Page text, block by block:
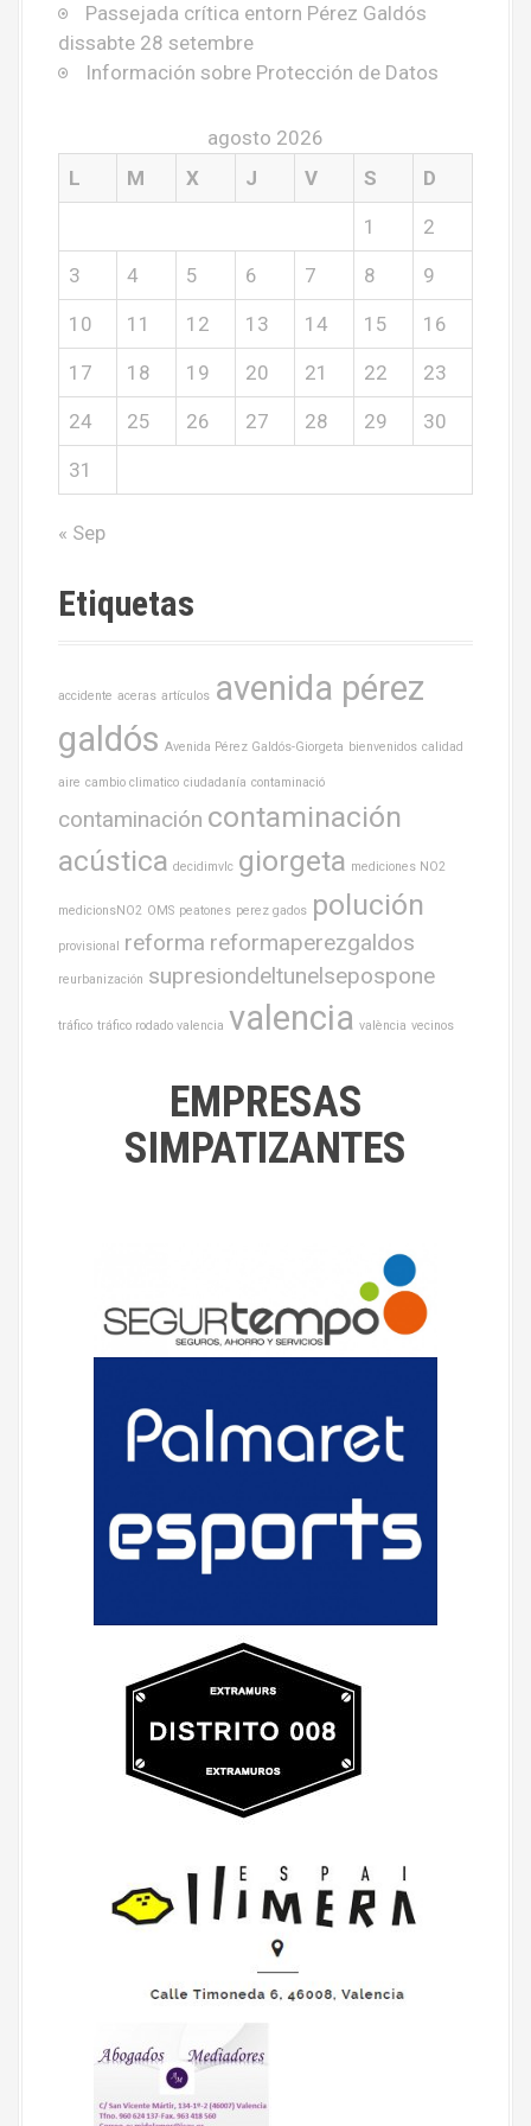
Passejada crítica entorn Pérez Galdós
dissabte 28 setembre
Información sobre Protección de Datos
agosto 2026
L
M X J V S D
1 2
3 4 5 6 7 8 9
10 11 12 13 14 15 16
17 18 19 20 21 22 23
24 25 26 27 28 29 30
31
« Sep
Etiquetas
accidente aceras artículos avenida pérez
galdós Avenida Pérez Galdós-Giorgeta bienvenidos calidad
aire cambio climatico ciudadanía contaminació
contaminación contaminación
acústica decidimvlc giorgeta mediciones NO2
medicionsNO2 OMS peatones perez gados polución
provisional reforma reformaperezgaldos
reurbanización supresiondeltunelsepospone
tráfico tráfico rodado valencia valencia valència vecinos
EMPRESAS
SIMPATIZANTES